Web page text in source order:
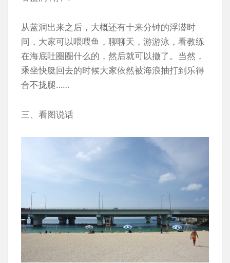
从蓝洞出来之后，大概还有十来分钟的浮潜时
间，大家可以喂喂鱼，聊聊天，游游泳，看教练
在海底吐圈圈什么的，然后就可以撤了。当然，
乘坐快艇回去的时候大家依然被海浪抽打到乐得
合不拢腿……
三、看图说话